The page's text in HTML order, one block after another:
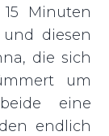
Minuten
diesen
die sich
um
eine
endlich